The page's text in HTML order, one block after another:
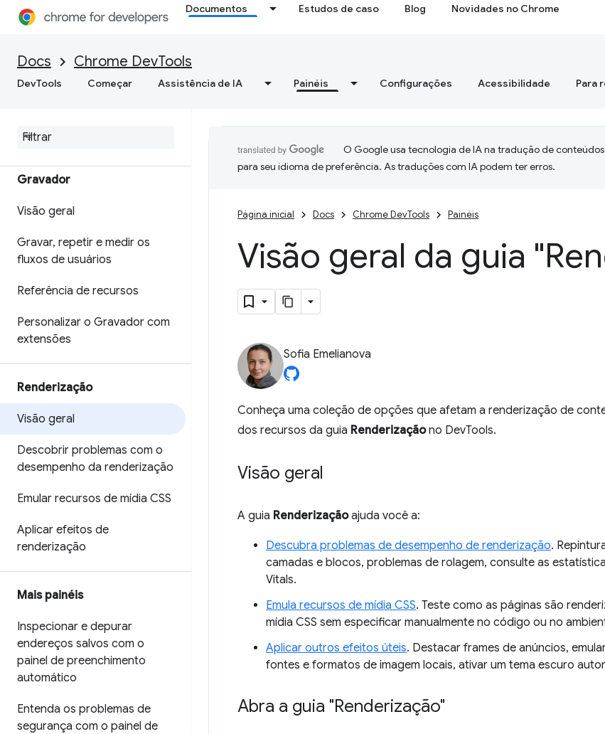
Documentos Estudos de caso Blog Novidades no Chrome
Docs Chrome DevTools
DevTools Começar Assistência de IA Painéis Configurações Acessibilidade Para
plano
Mais detalhes do frame
do aplicativo
Gravador
Visão geral
Gravar, repetir e medir os
fluxos de usuários
Referência de recursos
Personalizar o Gravador com
extensões
Renderização
Visão geral
Descobrir problemas com o
desempenho da renderização
Emular recursos de mídia CSS
Aplicar efeitos de
renderização
Mais painéis
Inspecionar e depurar
endereços salvos com o
painel de preenchimento
automático
Entenda os problemas de
segurança com o painel de
O Google usa tecnologia de IA na tradução de conteúdos
para seu idioma de preferência. As traduções com IA podem ter erros.
Página inicial Docs Chrome DevTools Painéis
Visão geral da guia
Sofia Emelianova
Conheça uma coleção de opções que afetam a renderização de
dos recursos da guia Renderizaçãono DevTools.
Visão geral
A guia Renderizaçãoajuda você a:
Descubra problemas de desempenho de renderização.
camadas e blocos, problemas de rolagem, consulte as
Vitals.
Emula recursos de mídia CSS. Teste como as páginas são
mídia CSS sem especificar manualmente no código ou no
Aplicar outros efeitos úteis. Destacar frames de anúncios,
fontes e formatos de imagem locais, ativar um tema escuro
Abra a guia "Renderização"